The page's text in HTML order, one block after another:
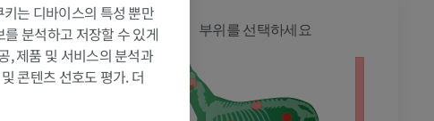
부위를 선택하세요
는 디바이스의 특성 뿐만
분석하고 저장할 수 있게
, 제품 및 서비스의 분석과
콘텐츠 선호도 평가. 더